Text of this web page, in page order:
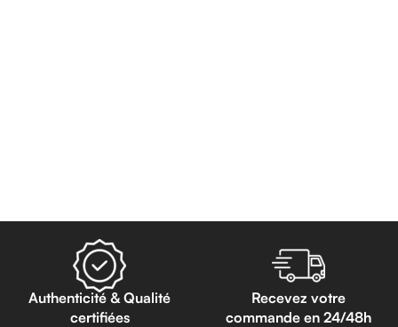
Authenticité & Qualité
certifiées
Recevez votre
commande en 24/48h